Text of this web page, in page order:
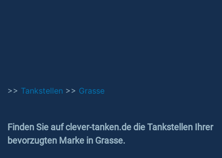
>> Tankstellen >> Grasse
Finden Sie auf clever-tanken.de die Tankstellen Ihrer
bevorzugten Marke in Grasse.